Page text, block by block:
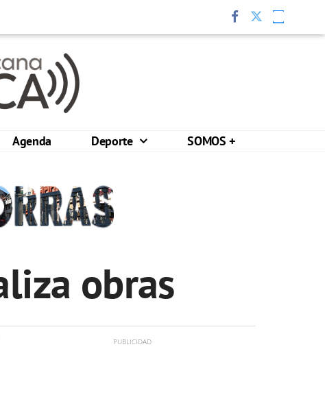
Agenda Deporte SOMOS +
obras